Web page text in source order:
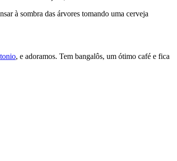
à sombra das árvores tomando uma cerveja
, e adoramos. Tem bangalôs, um ótimo café e fica